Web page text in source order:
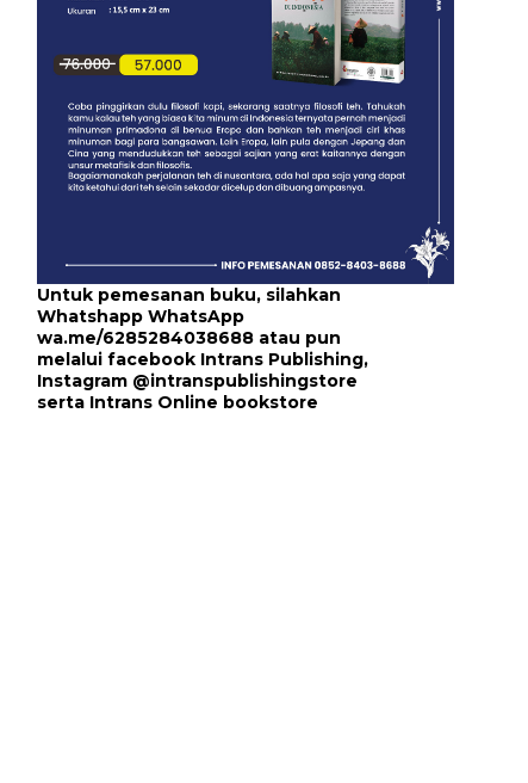
Untuk pemesanan buku, silahkan
Whatshapp WhatsApp
wa.me/6285284038688 atau pun
melalui facebook Intrans Publishing,
Instagram @intranspublishingstore
serta Intrans Online bookstore